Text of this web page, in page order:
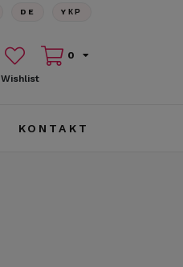
DE YКР
Wishlist
0
KONTAKT